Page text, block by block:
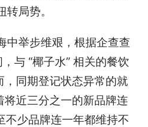
局势。
中举步维艰，根据企查查
与 “椰子水” 相关的餐饮
同期登记状态异常的就
近三分之一的新品牌连
不少品牌连一年都维持不